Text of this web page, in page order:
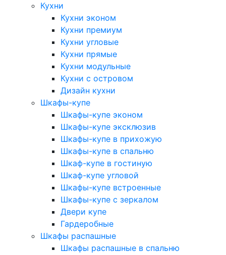
Кухни
Кухни эконом
Кухни премиум
Кухни угловые
Кухни прямые
Кухни модульные
Кухни с островом
Дизайн кухни
Шкафы-купе
Шкафы-купе эконом
Шкафы-купе эксклюзив
Шкафы-купе в прихожую
Шкафы-купе в спальню
Шкаф-купе в гостиную
Шкаф-купе угловой
Шкафы-купе встроенные
Шкафы-купе с зеркалом
Двери купе
Гардеробные
Шкафы распашные
Шкафы распашные в спальню